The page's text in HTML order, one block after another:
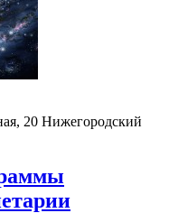
20 Нижегородский